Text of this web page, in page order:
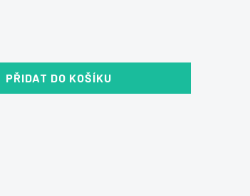
PŘIDAT DO KOŠÍKU